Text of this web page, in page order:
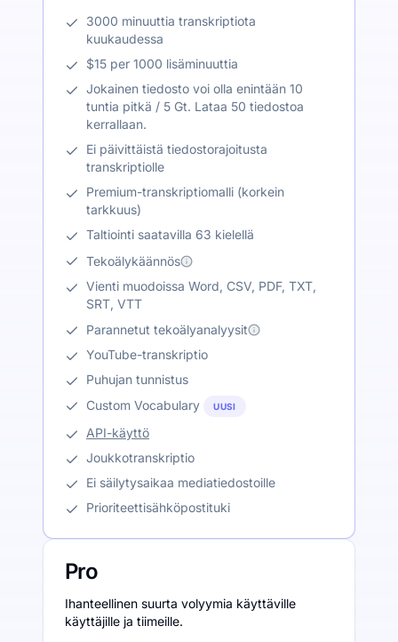
3000 minuuttia transkriptiota
kuukaudessa
$15 per 1000 lisäminuuttia
Jokainen tiedosto voi olla enintään 10
tuntia pitkä / 5 Gt. Lataa 50 tiedostoa
kerrallaan.
Ei päivittäistä tiedostorajoitusta
transkriptiolle
Premium-transkriptiomalli (korkein
tarkkuus)
Taltiointi saatavilla 63 kielellä
Tekoälykäännös
Vienti muodoissa Word, CSV, PDF, TXT,
SRT, VTT
Parannetut tekoälyanalyysit
YouTube-transkriptio
Puhujan tunnistus
Custom Vocabulary
UUSI
API-käyttö
Joukkotranskriptio
Ei säilytysaikaa mediatiedostoille
Prioriteettisähköpostituki
Pro
Ihanteellinen suurta volyymia käyttäville
käyttäjille ja tiimeille.